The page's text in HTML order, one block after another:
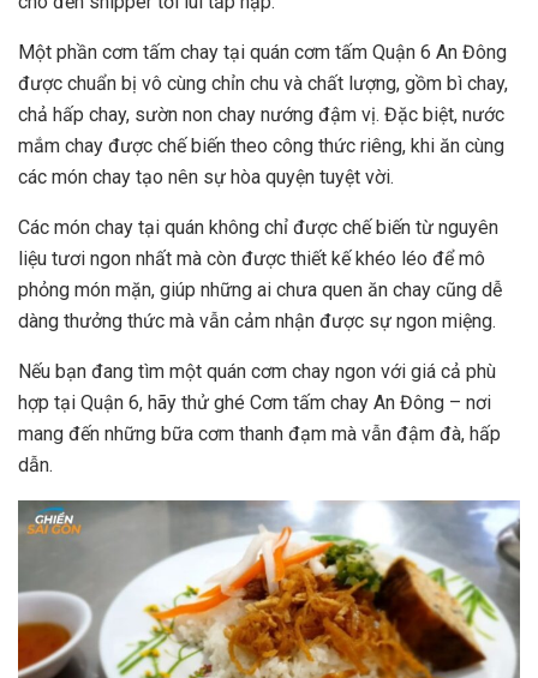
Một phần cơm tấm chay tại quán cơm tấm Quận 6 An Đông
được chuẩn bị vô cùng chỉn chu và chất lượng, gồm bì chay,
chả hấp chay, sườn non chay nướng đậm vị. Đặc biệt, nước
mắm chay được chế biến theo công thức riêng, khi ăn cùng
các món chay tạo nên sự hòa quyện tuyệt vời.
Các món chay tại quán không chỉ được chế biến từ nguyên
liệu tươi ngon nhất mà còn được thiết kế khéo léo để mô
phỏng món mặn, giúp những ai chưa quen ăn chay cũng dễ
dàng thưởng thức mà vẫn cảm nhận được sự ngon miệng.
Nếu bạn đang tìm một quán cơm chay ngon với giá cả phù
hợp tại Quận 6, hãy thử ghé Cơm tấm chay An Đông – nơi
mang đến những bữa cơm thanh đạm mà vẫn đậm đà, hấp
dẫn.